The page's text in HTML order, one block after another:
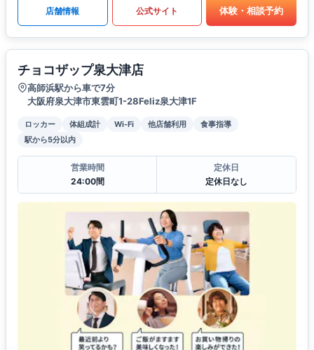
店舗情報 公式サイト 体験・相談予約
チョコザップ泉大津店
高師浜駅から車で7分
大阪府泉大津市東雲町1-28Feliz泉大津1F
ロッカー 体組成計 Wi-Fi 他店舗利用
食事指導
駅から5分以内
営業時間
24:00間
定休日
定休日なし